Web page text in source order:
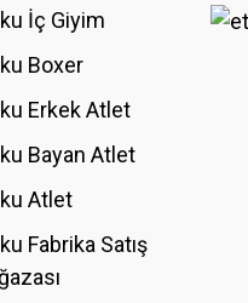
İç Giyim
Boxer
Erkek Atlet
Bayan Atlet
Atlet
Fabrika Satış